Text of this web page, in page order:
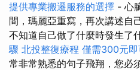
提供專業搬遷服務的選擇 - 心
間，瑪麗亞重寫，再次講述自
不知道自己做了什麼時發生了
驟 北投整復療程 僅需300元即
常非常熟悉的句子飛翔，您必